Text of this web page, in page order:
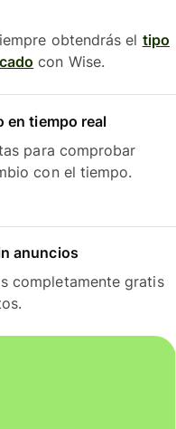
obtendrás el tipo
con Wise.
en tiempo real
para comprobar
con el tiempo.
anuncios
completamente gratis